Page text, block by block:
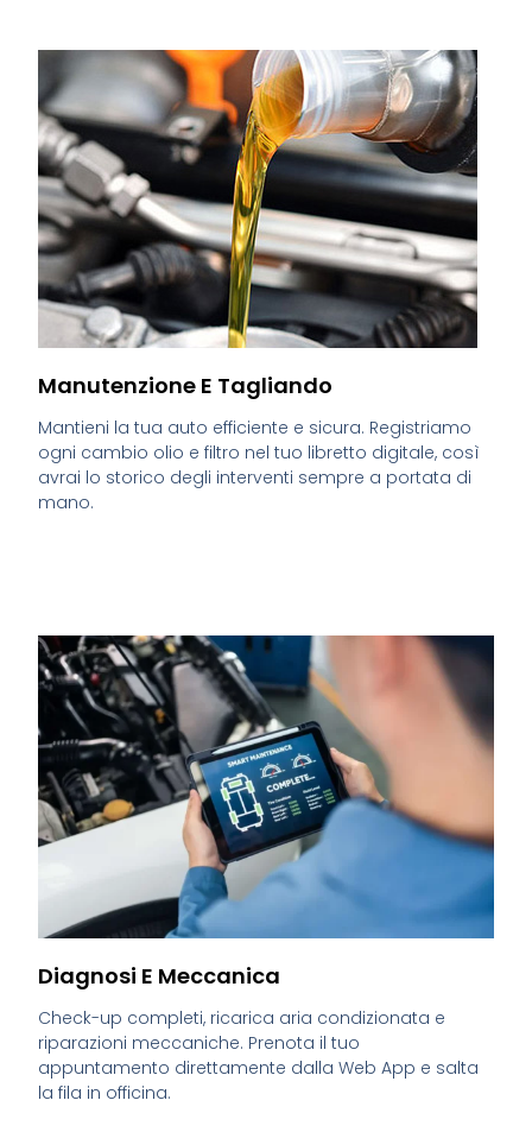
Manutenzione E Tagliando
Mantieni la tua auto efficiente e sicura. Registriamo
ogni cambio olio e filtro nel tuo libretto digitale, così
avrai lo storico degli interventi sempre a portata di
mano.
Diagnosi E Meccanica
Check-up completi, ricarica aria condizionata e
riparazioni meccaniche. Prenota il tuo
appuntamento direttamente dalla Web App e salta
la fila in officina.